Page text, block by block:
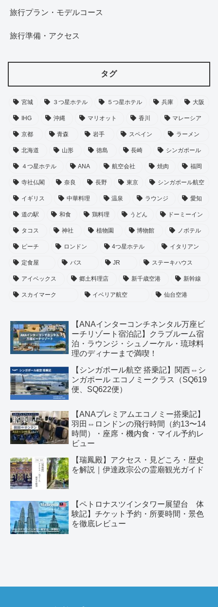
旅行プラン・モデルコース
旅行準備・アクセス
タグ
宮城 ３つ星ホテル ５つ星ホテル 兵庫 大阪
IHG 沖縄 マリオット 香川 マレーシア
京都 青森 岩手 スペイン ラーメン
北海道 山形 徳島 長崎 シンガポール
４つ星ホテル ANA 航空会社 焼肉 福岡
寺社仏閣 奈良 長野 東京 シンガポール航空
イギリス 中華料理 温泉 ラウンジ 愛知
道の駅 和食 鶏料理 うどん ドーミーイン
タコス 神社 植物園 博物館 ノボテル
ピーチ ロンドン 4つ星ホテル イタリアン
定食屋 バス JR ステーキハウス
アイベックス 郷土料理店 新千歳空港 新幹線
スカイマーク イベリア航空 仙台空港
【ANAインターコンチネンタル万座ビ
ーチリゾート宿泊記】クラブルーム宿
泊・ラウンジ・シュノーケル・琉球料
理のディナーまで満喫！
【シンガポール航空 搭乗記】関西⇔シ
ンガポール エコノミークラス（SQ619
便、SQ622便）
【ANAプレミアムエコノミー搭乗記】
羽田⇔ロンドンの飛行時間（約13〜14
時間）・座席・機内食・マイル予約レ
ビュー
【瑞鳳殿】アクセス・見どころ・歴史
を解説｜伊達政宗公の霊廟観光ガイド
【ペトロナスツインタワー展望台 体
験記】チケット予約・所要時間・景色
を徹底レビュー